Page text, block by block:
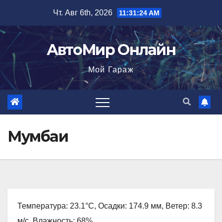
содержимому
Чт. Авг 6th, 2026 11:31:25 AM
АвтоМир Онлайн
Мой Гараж
Мумбаи
Температура: 23.1°C, Осадки: 174.9 мм, Ветер: 8.3